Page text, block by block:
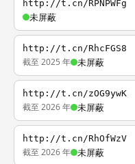
http://t.cn/RPNPWFg
未屏蔽
http://t.cn/RhcFGS8
截至 2025 年 未屏蔽
http://t.cn/zOG9ywK
截至 2026 年 未屏蔽
http://t.cn/RhOfWzV
截至 2026 年 未屏蔽